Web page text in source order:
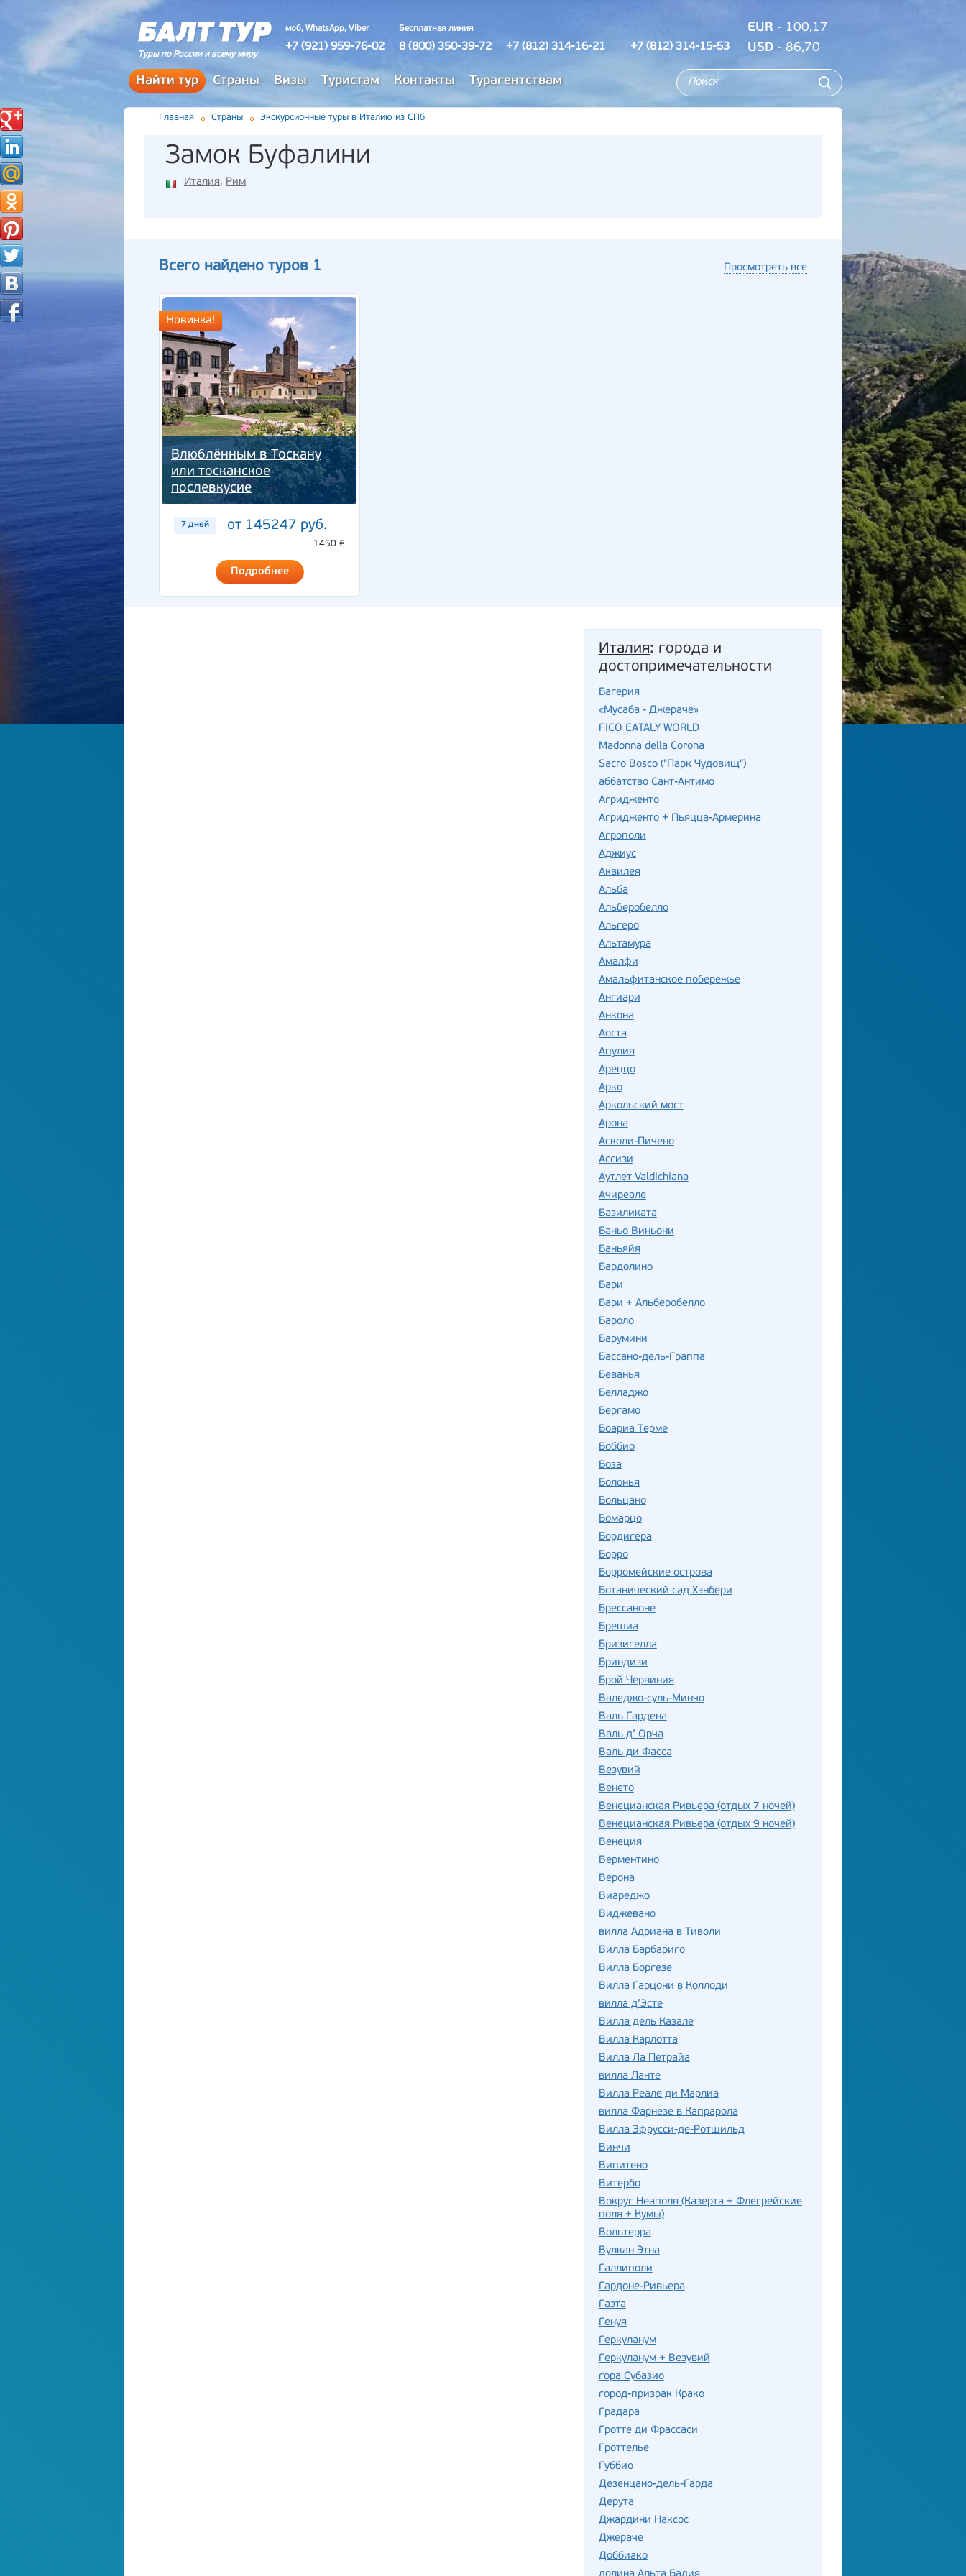
Туры по России и всему миру
моб, WhatsApp, Viber
+7 (921) 959-76-02
Бесплатная линия
8 (800) 350-39-72 +7 (812) 314-16-21 +7 (812) 314-15-53
EUR - 100,17
USD - 86,70
Найти тур Страны Визы Туристам Контакты Турагентствам
Главная Страны Экскурсионные туры в Италию из СПб
Замок Буфалини
Италия, Рим
Всего найдено туров 1 Просмотреть все
Влюблённым в Тоскану
или тосканское
послевкусие
Новинка!
7 дней от 145247 руб.
1450 €
Подробнее
Италия: города и
достопримечательности
Багерия
«Мусаба - Джераче»
FICO EATALY WORLD
Madonna della Corona
Sacro Bosco ("Парк Чудовищ")
аббатство Сант-Антимо
Агридженто
Агридженто + Пьяцца-Армерина
Агрополи
Аджиус
Аквилея
Альба
Альберобелло
Альгеро
Альтамура
Амалфи
Амальфитанское побережье
Ангиари
Анкона
Аоста
Апулия
Ареццо
Арко
Аркольский мост
Арона
Асколи-Пичено
Ассизи
Аутлет Valdichiana
Ачиреале
Базиликата
Баньо Виньони
Баньяйя
Бардолино
Бари
Бари + Альберобелло
Бароло
Барумини
Бассано-дель-Граппа
Беванья
Белладжо
Бергамо
Боариа Терме
Боббио
Боза
Болонья
Больцано
Бомарцо
Бордигера
Борро
Борромейские острова
Ботанический сад Хэнбери
Брессаноне
Брешиа
Бризигелла
Бриндизи
Брой Червиния
Валеджо-суль-Минчо
Валь Гардена
Валь д’ Орча
Валь ди Фасса
Везувий
Венето
Венецианская Ривьера (отдых 7 ночей)
Венецианская Ривьера (отдых 9 ночей)
Венеция
Верментино
Верона
Виареджо
Виджевано
вилла Адриана в Тиволи
Вилла Барбариго
Вилла Боргезе
Вилла Гарцони в Коллоди
вилла д’Эсте
Вилла дель Казале
Вилла Карлотта
Вилла Ла Петрайа
вилла Ланте
Вилла Реале ди Марлиа
вилла Фарнезе в Капрарола
Вилла Эфрусси-де-Ротшильд
Винчи
Випитено
Витербо
Вокруг Неаполя (Казерта + Флегрейские
поля + Кумы)
Вольтерра
Вулкан Этна
Галлиполи
Гардоне-Ривьера
Гаэта
Генуя
Геркуланум
Геркуланум + Везувий
гора Субазио
город-призрак Крако
Градара
Гротте ди Фрассаси
Гроттелье
Губбио
Дезенцано-дель-Гарда
Дерута
Джардини Наксос
Джераче
Доббиако